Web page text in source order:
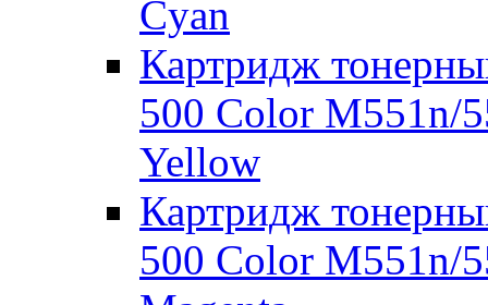
Cyan
Картридж
500 Color M551n/
Yellow
Картридж
500 Color M551n/